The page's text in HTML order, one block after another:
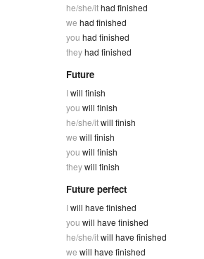
he/she/ithad finished
we had finished
you had finished
theyhad finished
Future
Iwill finish
you will finish
he/she/itwill finish
we will finish
you will finish
theywill finish
Future perfect
Iwill have finished
you will have finished
he/she/itwill have finished
we will have finished